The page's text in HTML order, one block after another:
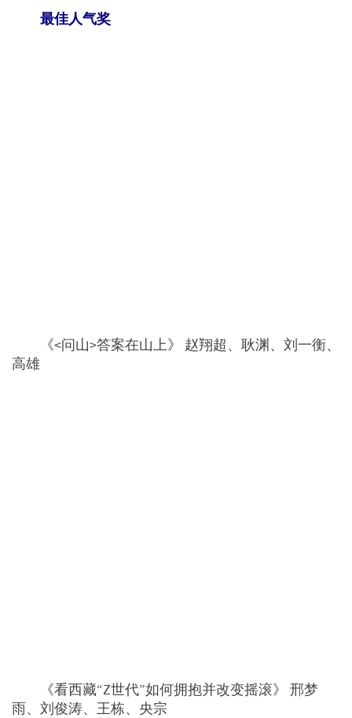
最佳人气奖
《<问山>答案在山上》 赵翔超、耿渊、刘一衡、
高雄
《看西藏“Z世代”如何拥抱并改变摇滚》 邢梦
雨、刘俊涛、王栋、央宗